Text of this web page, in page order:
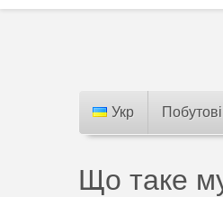
Укр
Що таке